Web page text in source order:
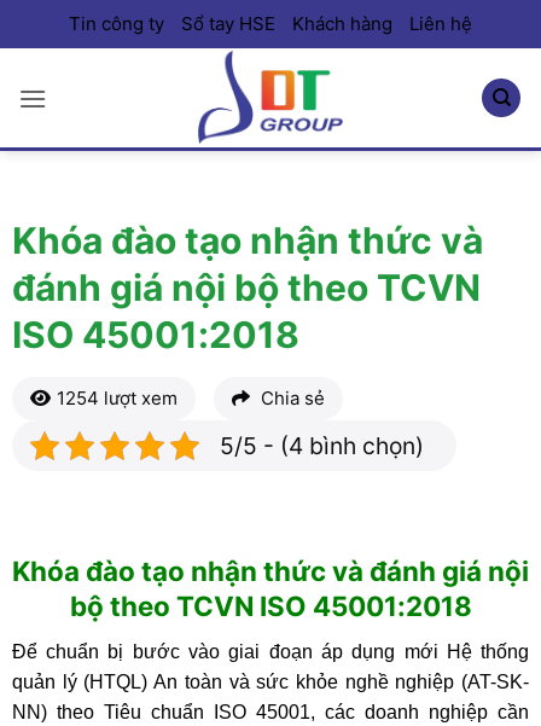
qua
dung
Tin công ty Sổ tay HSE Khách hàng Liên hệ
Khóa đào tạo nhận thức và
đánh giá nội bộ theo TCVN
ISO 45001:2018
1254 lượt xem Chia sẻ
5/5 - (4 bình chọn)
Khóa đào tạo nhận thức và đánh giá nội
bộ theo TCVN ISO 45001:2018
Để chuẩn bị bước vào giai đoạn áp dụng mới Hệ thống
quản lý (HTQL) An toàn và sức khỏe nghề nghiệp (AT-SK-
NN) theo Tiêu chuẩn ISO 45001, các doanh nghiệp cần